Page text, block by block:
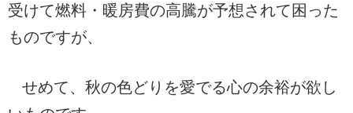
受けて燃料・暖房費の高騰が予想されて困った
ものですが、
せめて、秋の色どりを愛でる心の余裕が欲し